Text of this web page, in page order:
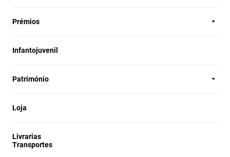
Prémios
Infantojuvenil
Património
Loja
Livrarias
Transportes